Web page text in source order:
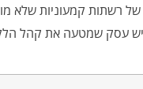
רשתות קמעוניות שלא
עסק שמטעה את קהל